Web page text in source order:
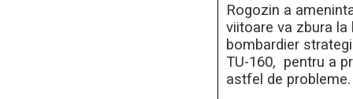
Rogozin a
viitoare va zbura la
bombardier
TU-160, pentru a
astfel de probleme.